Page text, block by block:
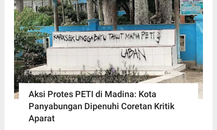
Aksi Protes PETI di Madina: Kota
Panyabungan Dipenuhi Coretan Kritik
Aparat